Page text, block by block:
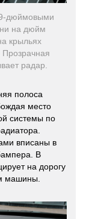
дюймовыми
на дюйм
крыльях
Прозрачная
радар.
полоса
место
системы по
вписаны в
В
на дорогу
машины.